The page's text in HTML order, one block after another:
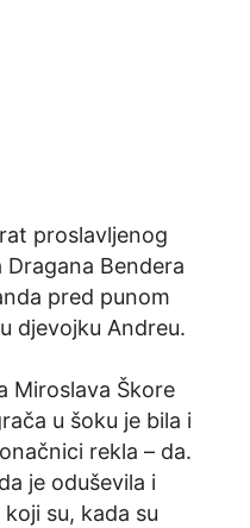
proslavljenog
Bendera
pred punom
djevojku Andreu.
Miroslava Škore
u šoku je bila i
rekla – da.
je oduševila i
su, kada su